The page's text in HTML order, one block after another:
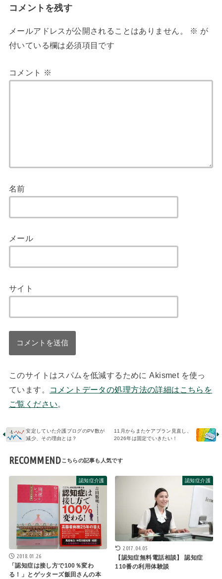
コメントを残す
メールアドレスが公開されることはありません。 ※ が
付いている欄は必須項目です
コメント ※
名前
メール
サイト
このサイトはスパムを低減するために Akismet を使っ
ています。
コメントデータの処理方法の詳細はこちらを
ご覧ください。
安定していた介護ブログのPV数が
減少、その理由とは？
11月からまたケアプラン見直し、
2026年は固定でいきたい！
RECOMMEND
認知症介護
2018.01.26
「認知症は接し方で100％変わ
る！」とゲッターズ飯田さんの本
認知症介護
2017.04.05
【認知症無料電話相談】 認知症
110番の利用体験談